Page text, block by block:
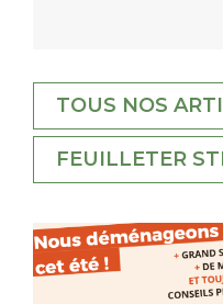
TOUS NOS
FEUILLETER